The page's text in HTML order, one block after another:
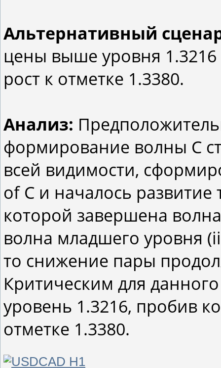
Альтернативный
цены выше уровня
рост к отметке 1.3380.
Анализ:
формирование волны С
всей видимости,
of C и началось
которой завершена
волна младшего уровня
то снижение пары
Критическим для
уровень 1.3216, пробив
отметке 1.3380.